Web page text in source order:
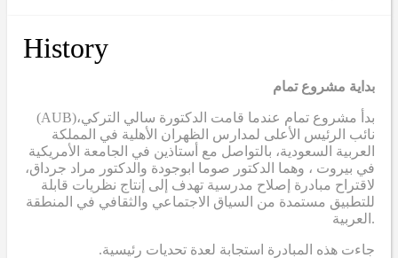
History
بداية مشروع تمام
(AUB)بدأ مشروع تمام عندما قامت الدكتورة سالي التركي،
نائب الرئيس الأعلى لمدارس الظهران الأهلية في المملكة
العربية السعودية، بالتواصل مع أستاذين في الجامعة الأمريكية
في بيروت ، وهما الدكتور صوما ابوجودة والدكتور مراد جرداق،
لاقتراح مبادرة إصلاح مدرسية تهدف إلى إنتاج نظريات قابلة
للتطبيق مستمدة من السياق الاجتماعي والثقافي في المنطقة
العربية.
.جاءت هذه المبادرة استجابة لعدة تحديات رئيسية